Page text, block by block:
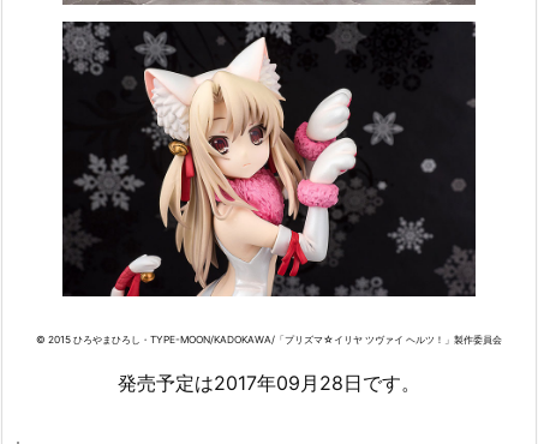
© 2015 ひろやまひろし・TYPE-MOON/KADOKAWA/「プリズマ☆イリヤ ツヴァイ ヘルツ！」製作委員会
発売予定は2017年09月28日です。